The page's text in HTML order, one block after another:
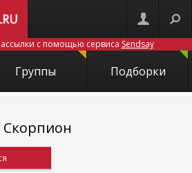
с помощью сервиса Sendsay
Группы Подборки
Скорпион